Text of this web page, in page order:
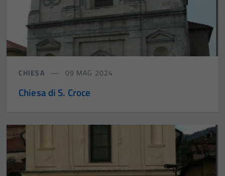
CHIESA 09 MAG 2024
Chiesa di S. Croce